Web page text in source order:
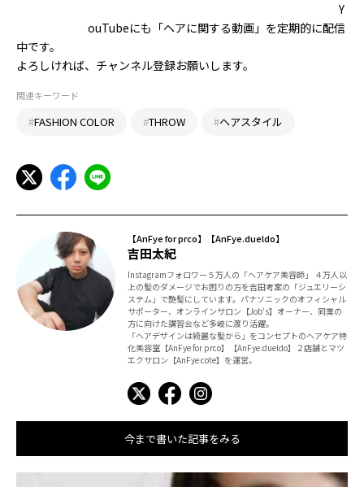
Y
ouTubeにも「ヘアに関する動画」を定期的に配信
中です。
よろしければ、チャンネル登録お願いします。
関連キーワード
#FASHION COLOR #THROW #ヘアスタイル
【AnFye for prco】【AnFye.dueldo】
吉田太紀
Instagramフォロワー５万人の「ヘアケア美容師」 ４万人以
上の髪のダメージでお困りの方を吉田考案の「ジュエリーシ
ステム」で艶髪にしています。パナソニックのオフィシャル
サポーター、オンラインサロン【Job‘s】オーナー、同業の
方に向けた講習会など多岐に渡り活躍。
「ヘアデザインは綺麗な髪から」をコンセプトのヘアケア特
化美容室【AnFye for prco】【AnFye.dueldo】２店舗とマツ
エクサロン【AnFye cote】を運営。
今まで書いた記事をみる